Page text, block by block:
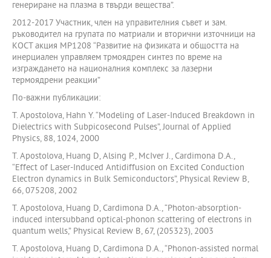
генериране на плазма в твърди вещества”.
2012-2017 Участник, член на управителния съвет и зам.
ръководител на групата по матриали и вторични източници на
КОСТ акция MP1208 “Развитие на физиката и общостта на
инерциален управляем трмоядрен синтез по време на
изграждането на националния комплекс за лазерни
термоядрени реакции”
По-важни публикации:
T. Apostolova, Hahn Y. “Modeling of Laser-Induced Breakdown in
Dielectrics with Subpicosecond Pulses”, Journal of Applied
Physics, 88, 1024, 2000
T. Apostolova, Huang D, Alsing P., McIver J., Cardimona D.A.,
“Effect of Laser-Induced Antidiffusion on Excited Conduction
Electron dynamics in Bulk Semiconductors”, Physical Review B,
66, 075208, 2002
T. Apostolova, Huang D, Cardimona D.A., “Photon-absorption-
induced intersubband optical-phonon scattering of electrons in
quantum wells,” Physical Review B, 67, (205323), 2003
T. Apostolova, Huang D, Cardimona D.A., “Phonon-assisted normal